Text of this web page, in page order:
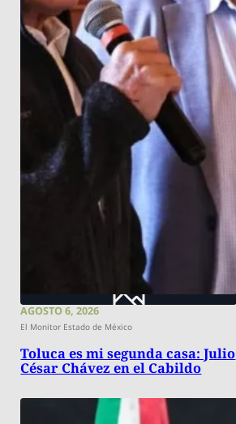
AGOSTO 6, 2026
El Monitor Estado de México
Toluca es mi segunda casa: Julio
César Chávez en el Cabildo